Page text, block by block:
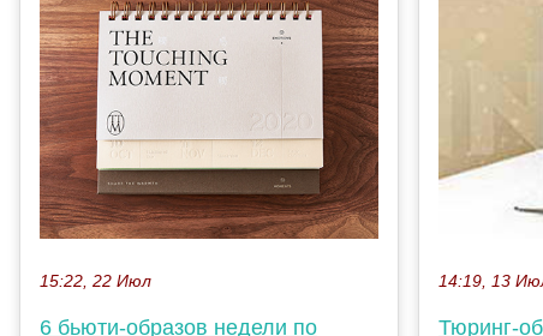
15:22, 22 Июл
6 бьюти-образов недели по
14:19, 13
Тюринг-